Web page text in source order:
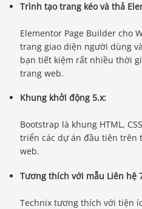
Trình tạo trang kéo và thả
Elementor Page Builder cho
trang giao diện người dùng
bạn tiết kiệm rất nhiều thời
trang web.
Khung khởi động 5.x:
Bootstrap là khung HTML,
triển các dự án đầu tiên trên
web.
Tương thích với mẫu Liên hệ
Technix tương thích với tiện